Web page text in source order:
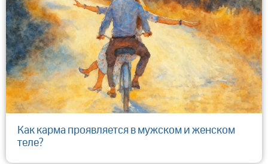
Как карма проявляется в мужском и женском
теле?